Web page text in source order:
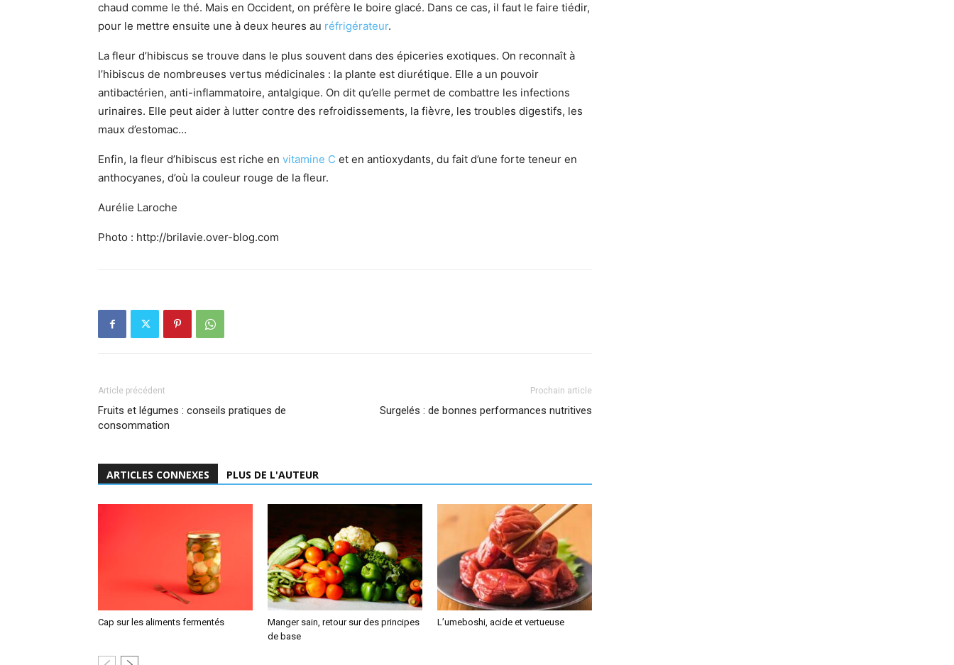
chaud comme le thé. Mais en Occident, on préfère le boire glacé. Dans ce cas, il faut le faire tiédir,
pour le mettre ensuite une à deux heures au réfrigérateur.
La fleur d’hibiscus se trouve dans le plus souvent dans des épiceries exotiques. On reconnaît à
l’hibiscus de nombreuses vertus médicinales : la plante est diurétique. Elle a un pouvoir
antibactérien, anti-inflammatoire, antalgique. On dit qu’elle permet de combattre les infections
urinaires. Elle peut aider à lutter contre des refroidissements, la fièvre, les troubles digestifs, les
maux d’estomac…
Enfin, la fleur d’hibiscus est riche en vitamine C et en antioxydants, du fait d’une forte teneur en
anthocyanes, d’où la couleur rouge de la fleur.
Aurélie Laroche
Photo : http://brilavie.over-blog.com
Article précédent
Fruits et légumes : conseils pratiques de
consommation
Prochain article
Surgelés : de bonnes performances nutritives
ARTICLES CONNEXES PLUS DE L'AUTEUR
Cap sur les aliments fermentés
Manger sain, retour sur des principes
de base
L’umeboshi, acide et vertueuse